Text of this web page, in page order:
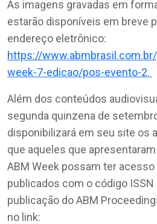
As imagens gravadas em
estarão disponíveis em breve
endereço eletrônico:
https://
week-7-edicao/pos-evento-2.
Além dos conteúdos
segunda quinzena de
disponibilizará em seu site os
que aqueles que
ABM Week possam ter
publicados com o código
publicação do ABM
no link: